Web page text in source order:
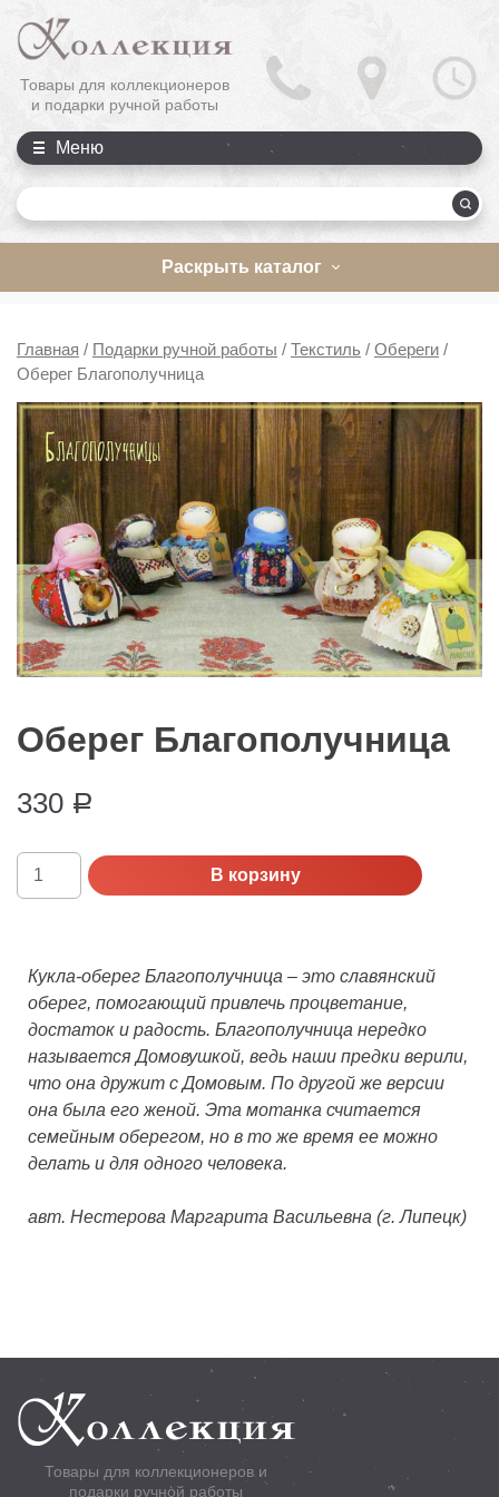
Товары для коллекционеров
и подарки ручной работы
Меню
Раскрыть каталог
Главная / Подарки ручной работы / Текстиль / Обереги /
Оберег Благополучница
Оберег Благополучница
330 Р
Количество
Оберег
В корзину
Кукла-оберег Благополучница – это славянский
оберег, помогающий привлечь процветание,
достаток и радость. Благополучница нередко
называется Домовушкой, ведь наши предки верили,
что она дружит с Домовым. По другой же версии
она была его женой. Эта мотанка считается
семейным оберегом, но в то же время ее можно
делать и для одного человека.
авт. Нестерова Маргарита Васильевна (г. Липецк)
Товары для коллекционеров и
подарки ручной работы